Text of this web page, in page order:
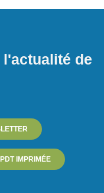
l'actualité de
IMPRIMÉE